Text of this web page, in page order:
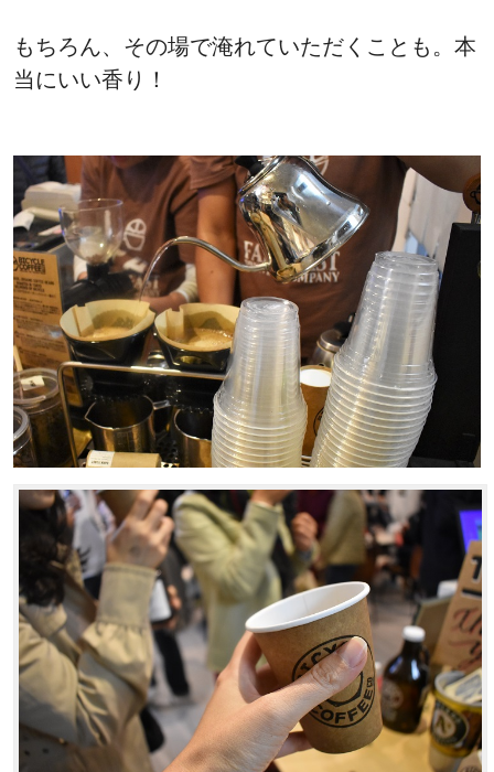
もちろん、その場で淹れていただくことも。本
当にいい香り！